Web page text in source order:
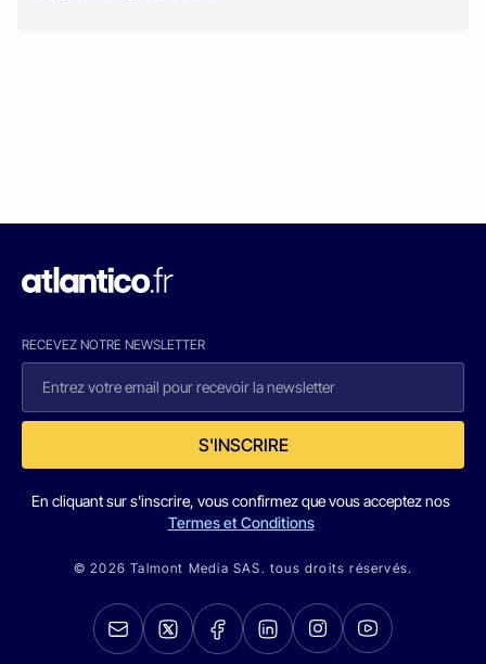
RECEVEZ NOTRE NEWSLETTER
S'INSCRIRE
En cliquant sur s'inscrire, vous confirmez que vous acceptez nos
Termes et Conditions
© 2026 Talmont Media SAS. tous droits réservés.